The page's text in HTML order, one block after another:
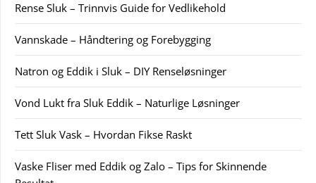
Rense Sluk – Trinnvis Guide for Vedlikehold
Vannskade – Håndtering og Forebygging
Natron og Eddik i Sluk – DIY Renseløsninger
Vond Lukt fra Sluk Eddik – Naturlige Løsninger
Tett Sluk Vask – Hvordan Fikse Raskt
Vaske Fliser med Eddik og Zalo – Tips for Skinnende